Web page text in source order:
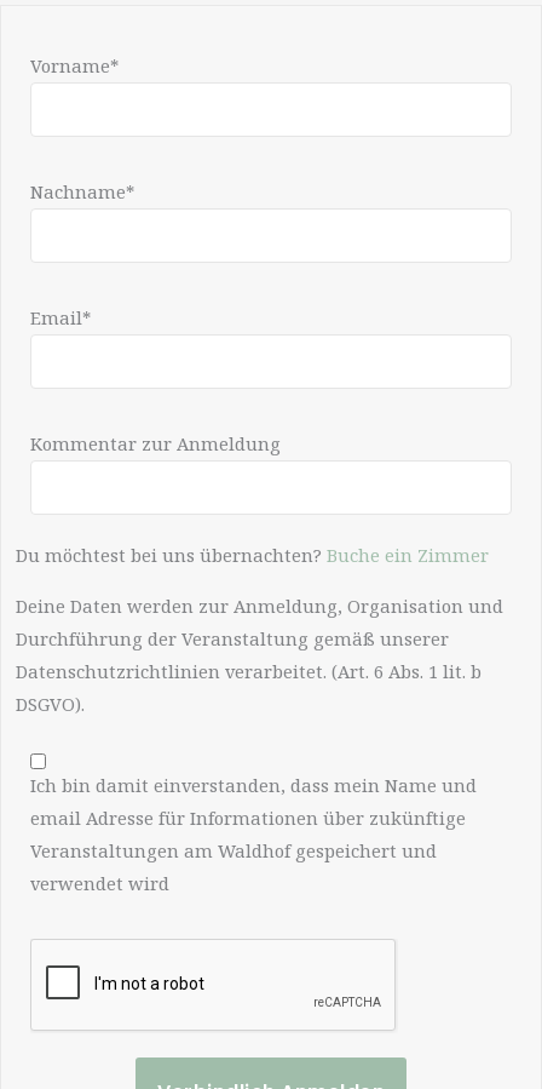
Vorname*
Nachname*
Email*
Kommentar zur Anmeldung
Du möchtest bei uns übernachten? Buche ein Zimmer
Deine Daten werden zur Anmeldung, Organisation und
Durchführung der Veranstaltung gemäß unserer
Datenschutzrichtlinien verarbeitet. (Art. 6 Abs. 1 lit. b
DSGVO).
Ich bin damit einverstanden, dass mein Name und
email Adresse für Informationen über zukünftige
Veranstaltungen am Waldhof gespeichert und
verwendet wird